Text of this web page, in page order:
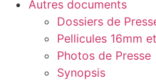
Autres documents
Dossiers de
Pellicules 16mm
Photos de Presse
Synopsis